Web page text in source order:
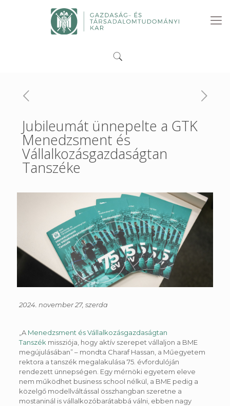
Jubileumát ünnepelte a GTK
Menedzsment és
Vállalkozásgazdaságtan
Tanszéke
2024. november 27, szerda
„A Menedzsment és Vállalkozásgazdaságtan
Tanszék missziója, hogy aktív szerepet vállaljon a BME
megújulásában” – mondta Charaf Hassan, a Műegyetem
rektora a tanszék megalakulása 75. évfordulóján
rendezett ünnepségen. Egy mérnöki egyetem eleve
nem működhet business school nélkül, a BME pedig a
közelgő modellváltással összhangban szeretne a
mostaninál is vállalkozóbarátabbá válni, ebben nagy